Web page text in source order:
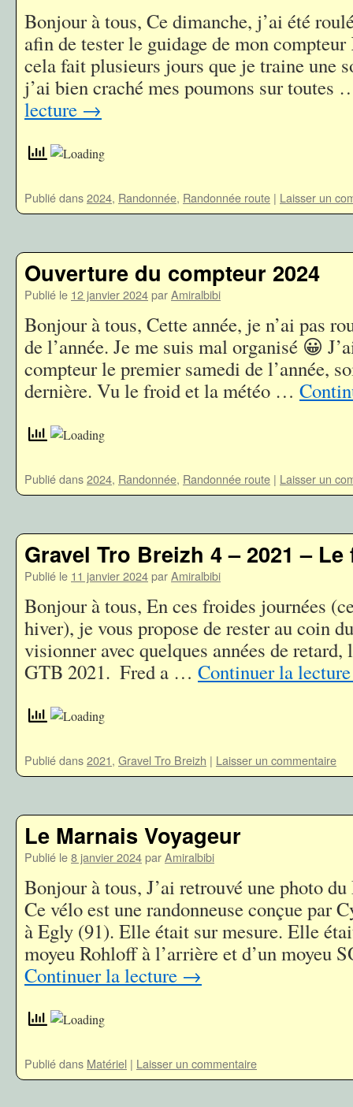
Bonjour à tous, Ce dimanche, j’ai été
afin de tester le guidage de mon
cela fait plusieurs jours que je traine une
j’ai bien craché mes poumons sur
lecture →
Publié dans2024, Randonnée, Randonnée route | Laisser un
Ouverture du compteur 2024
Publié le 12 janvier 2024parAmiralbibi
Bonjour à tous, Cette année, je n’ai pas
de l’année. Je me suis mal organisé 😀
compteur le premier samedi de l’année,
dernière. Vu le froid et la météo …
Publié dans2024, Randonnée, Randonnée route | Laisser un
Gravel Tro Breizh 4 – 2021 –
Publié le 11 janvier 2024parAmiralbibi
Bonjour à tous, En ces froides journées
hiver), je vous propose de rester au coin
visionner avec quelques années de
GTB 2021. Fred a … Continuer la
Publié dans2021, Gravel Tro Breizh | Laisser un commentaire
Le Marnais Voyageur
Publié le8 janvier 2024parAmiralbibi
Bonjour à tous, J’ai retrouvé une photo
Ce vélo est une randonneuse conçue par
à Egly (91). Elle était sur mesure. Elle
moyeu Rohloff à l’arrière et d’un moyeu
Continuer la lecture →
Publié dans Matériel | Laisser un commentaire